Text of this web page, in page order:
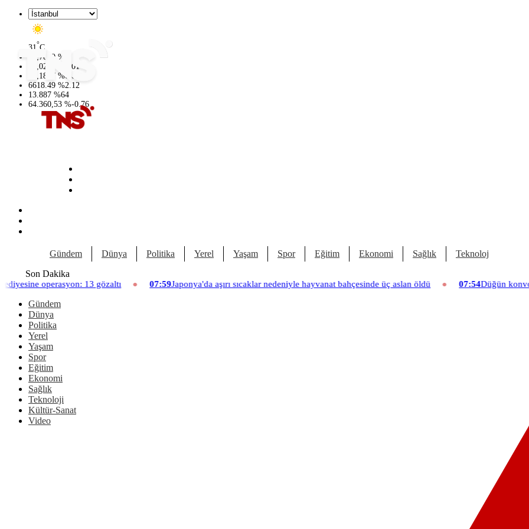
31°C
47,7069 %
55,0265
0.01
64,1897 %0.02
6618.49 %2.12
13.887 %64
64.360,53 %-0.76
Gündem Dünya Politika Yerel Yaşam Spor Eğitim Ekonomi Sağlık Teknoloji
Son Dakika
13 gözaltı 07:59Japonya'da aşırı sıcaklar nedeniyle hayvanat bahçesinde üç aslan öldü 07:54 Düğün konvoyuna ağır fatura:
Gündem
Dünya
Politika
Yerel
Yaşam
Spor
Eğitim
Ekonomi
Sağlık
Teknoloji
Kültür-Sanat
Video